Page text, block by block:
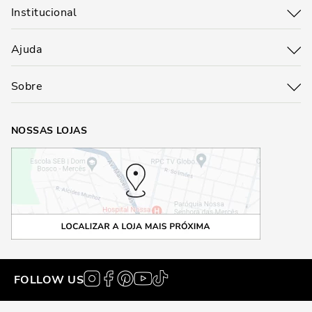
Institucional
Ajuda
Sobre
NOSSAS LOJAS
FOLLOW US